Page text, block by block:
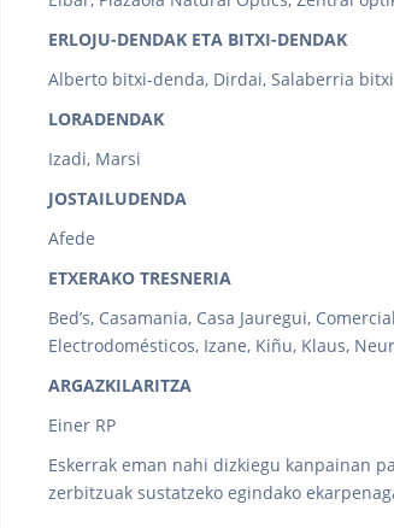
ERLOJU-DENDAK ETA BITXI-DENDAK
Alberto bitxi-denda, Dirdai, Salaberria
LORADENDAK
Izadi, Marsi
JOSTAILUDENDA
Afede
ETXERAKO TRESNERIA
Bed’s, Casamania, Casa Jauregui,
Electrodomésticos, Izane, Kiñu, Klaus,
ARGAZKILARITZA
Einer RP
Eskerrak eman nahi dizkiegu kanpainan
zerbitzuak sustatzeko egindako